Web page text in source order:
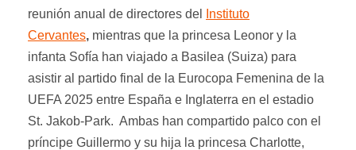
reunión anual de directores del
Instituto
Cervantes, mientras que la princesa Leonor y la
infanta Sofía han viajado a Basilea (Suiza) para
asistir al partido final de la Eurocopa Femenina de la
UEFA 2025 entre España e Inglaterra en el estadio
St. Jakob-Park. Ambas han compartido palco con el
príncipe Guillermo y su hija la princesa Charlotte,